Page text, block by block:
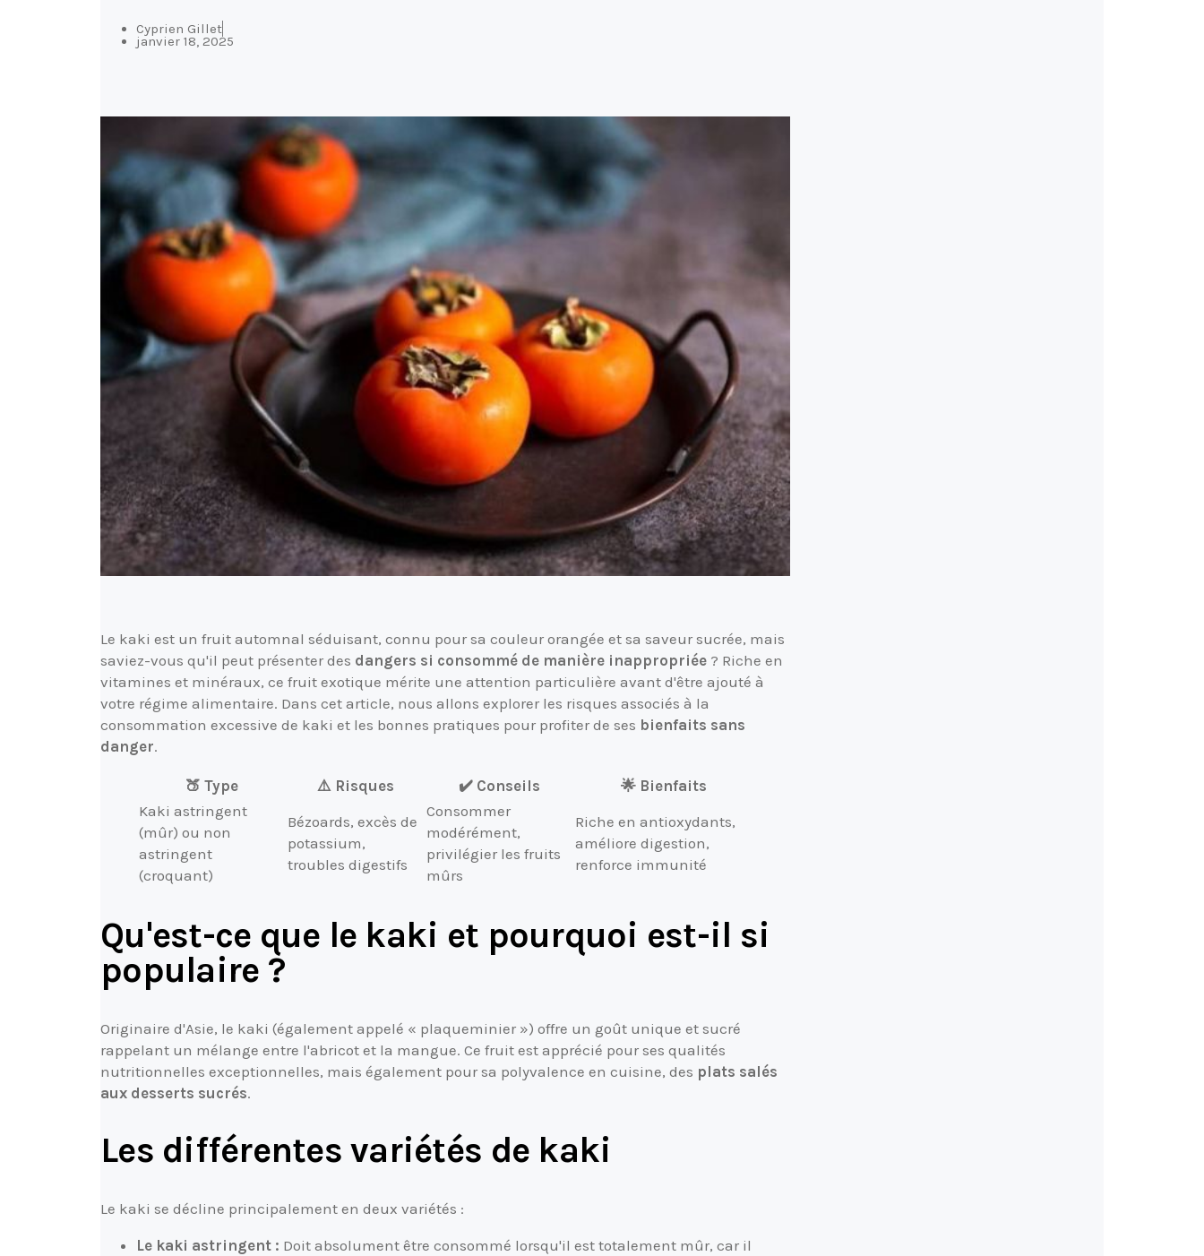
Cyprien Gillet
janvier 18, 2025
Le kaki est un fruit automnal séduisant, connu pour sa couleur orangée et sa saveur sucrée, mais
saviez-vous qu'il peut présenter des dangers si consommé de manière inappropriée ? Riche en
vitamines et minéraux, ce fruit exotique mérite une attention particulière avant d'être ajouté à
votre régime alimentaire. Dans cet article, nous allons explorer les risques associés à la
consommation excessive de kaki et les bonnes pratiques pour profiter de ses bienfaits sans
danger.
🍑 Type ⚠️ Risques ✔️ Conseils
🌟 Bienfaits
Kaki astringent
(mûr) ou non
astringent
(croquant)
Bézoards, excès de
potassium,
troubles digestifs
Consommer
modérément,
privilégier les fruits
mûrs
Riche en antioxydants,
améliore digestion,
renforce immunité
Qu'est-ce que le kaki et pourquoi est-il si
populaire ?
Originaire d'Asie, le kaki (également appelé « plaqueminier ») offre un goût unique et sucré
rappelant un mélange entre l'abricot et la mangue. Ce fruit est apprécié pour ses qualités
nutritionnelles exceptionnelles, mais également pour sa polyvalence en cuisine, des plats salés
aux desserts sucrés.
Les différentes variétés de kaki
Le kaki se décline principalement en deux variétés :
Le kaki astringent : Doit absolument être consommé lorsqu'il est totalement mûr, car il